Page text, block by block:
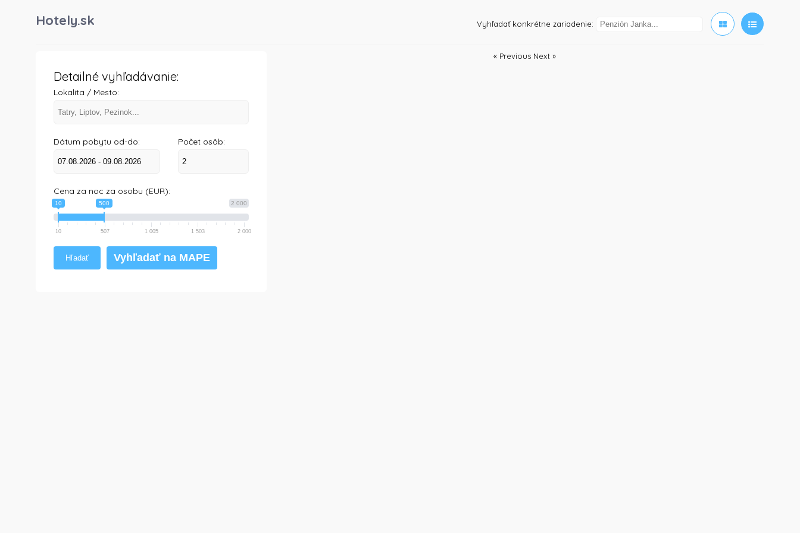
Hotely.sk Vyhľadať konkrétne zariadenie:
Detailné vyhľadávanie:
Lokalita / Mesto:
Dátum pobytu od-do: Počet osôb:
Cena za noc za osobu (EUR):
2 000
10 500
10 507 1 005 1 503 2 000
Hľadať Vyhľadať na MAPE
« Previous Next »